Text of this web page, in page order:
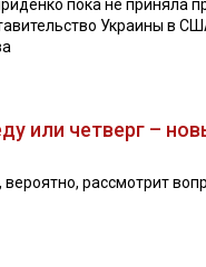
пока не приняла
Украины в
или четверг –
рассмотрит